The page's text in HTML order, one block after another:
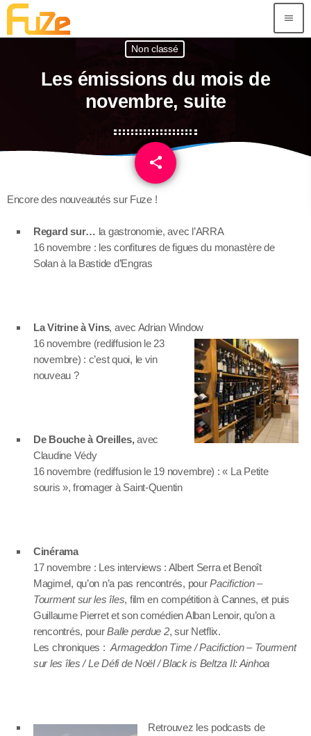
menu
Non classé
Les émissions du mois de
novembre, suite
share
email
Encore des nouveautés sur Fuze !
Regard sur… la gastronomie, avec l’ARRA
16 novembre : les confitures de figues du monastère de
Solan à la Bastide d’Engras
La Vitrine à Vins, avec Adrian Window
16 novembre (rediffusion le 23
novembre) : c’est quoi, le vin
nouveau ?
De Bouche à Oreilles,avec
Claudine Védy
16 novembre (rediffusion le 19 novembre) : « La Petite
souris », fromager à Saint-Quentin
Cinérama
17 novembre : Les interviews : Albert Serra et Benoît
Magimel, qu’on n’a pas rencontrés, pourPacifiction –
Tourment sur les îles, film en compétition à Cannes, et puis
Guillaume Pierret et son comédien Alban Lenoir, qu’on a
rencontrés, pourBalle perdue 2, sur Netflix.
Les chroniques :Armageddon Time / Pacifiction – Tourment
sur les îles / Le Défi de Noël / Black is Beltza II: Ainhoa
Retrouvez les podcasts de